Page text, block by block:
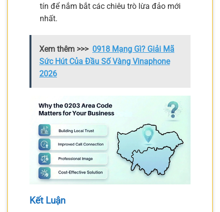
tín để nắm bắt các chiêu trò lừa đảo mới
nhất.
Xem thêm >>> 0918 Mạng Gì? Giải Mã
Sức Hút Của Đầu Số Vàng Vinaphone
2026
Kết Luận